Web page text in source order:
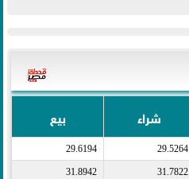
شراء بيع
29.5264
29.6194
31.7822
31.8942